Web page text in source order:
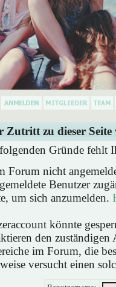
Zutritt zu dieser Seite
Gründe fehlt
Forum nicht
Benutzer
um sich anzumelden.
könnte
den zuständigen
im Forum, die
versucht einen